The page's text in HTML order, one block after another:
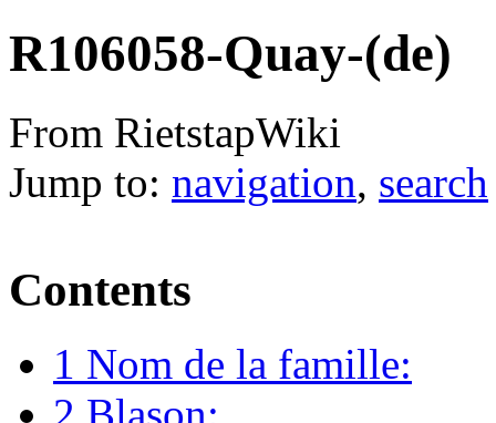
R106058-Quay-(de)
From RietstapWiki
Jump to: navigation, search
Contents
1 Nom de la famille:
2 Blason: